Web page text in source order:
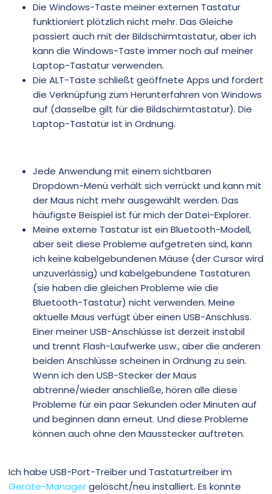
Die Windows-Taste meiner externen Tastatur
funktioniert plötzlich nicht mehr. Das Gleiche
passiert auch mit der Bildschirmtastatur, aber ich
kann die Windows-Taste immer noch auf meiner
Laptop-Tastatur verwenden.
Die ALT-Taste schließt geöffnete Apps und fordert
die Verknüpfung zum Herunterfahren von Windows
auf (dasselbe gilt für die Bildschirmtastatur). Die
Laptop-Tastatur ist in Ordnung.
Jede Anwendung mit einem sichtbaren
Dropdown-Menü verhält sich verrückt und kann mit
der Maus nicht mehr ausgewählt werden. Das
häufigste Beispiel ist für mich der Datei-Explorer.
Meine externe Tastatur ist ein Bluetooth-Modell,
aber seit diese Probleme aufgetreten sind, kann
ich keine kabelgebundenen Mäuse (der Cursor wird
unzuverlässig) und kabelgebundene Tastaturen
(sie haben die gleichen Probleme wie die
Bluetooth-Tastatur) nicht verwenden. Meine
aktuelle Maus verfügt über einen USB-Anschluss.
Einer meiner USB-Anschlüsse ist derzeit instabil
und trennt Flash-Laufwerke usw., aber die anderen
beiden Anschlüsse scheinen in Ordnung zu sein.
Wenn ich den USB-Stecker der Maus
abtrenne/wieder anschließe, hören alle diese
Probleme für ein paar Sekunden oder Minuten auf
und beginnen dann erneut. Und diese Probleme
können auch ohne den Mausstecker auftreten.
Ich habe USB-Port-Treiber und Tastaturtreiber im
Geräte-Managergelöscht/neu installiert. Es konnte